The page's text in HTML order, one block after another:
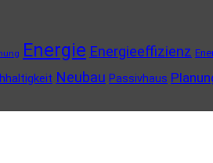
Energie Energieeffizienz
Neubau Passivhaus